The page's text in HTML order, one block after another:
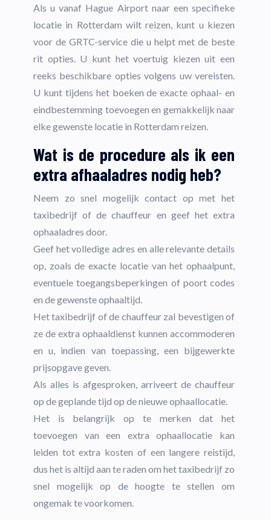
Als u vanaf Hague Airport naar een specifieke
locatie in Rotterdam wilt reizen, kunt u kiezen
voor de GRTC-service die u helpt met de beste
rit opties. U kunt het voertuig kiezen uit een
reeks beschikbare opties volgens uw vereisten.
U kunt tijdens het boeken de exacte ophaal- en
eindbestemming toevoegen en gemakkelijk naar
elke gewenste locatie in Rotterdam reizen.
Wat is de procedure als ik een
extra afhaaladres nodig heb?
Neem zo snel mogelijk contact op met het
taxibedrijf of de chauffeur en geef het extra
ophaaladres door.
Geef het volledige adres en alle relevante details
op, zoals de exacte locatie van het ophaalpunt,
eventuele toegangsbeperkingen of poort codes
en de gewenste ophaaltijd.
Het taxibedrijf of de chauffeur zal bevestigen of
ze de extra ophaaldienst kunnen accommoderen
en u, indien van toepassing, een bijgewerkte
prijsopgave geven.
Als alles is afgesproken, arriveert de chauffeur
op de geplande tijd op de nieuwe ophaallocatie.
Het is belangrijk op te merken dat het
toevoegen van een extra ophaallocatie kan
leiden tot extra kosten of een langere reistijd,
dus het is altijd aan te raden om het taxibedrijf zo
snel mogelijk op de hoogte te stellen om
ongemak te voorkomen.